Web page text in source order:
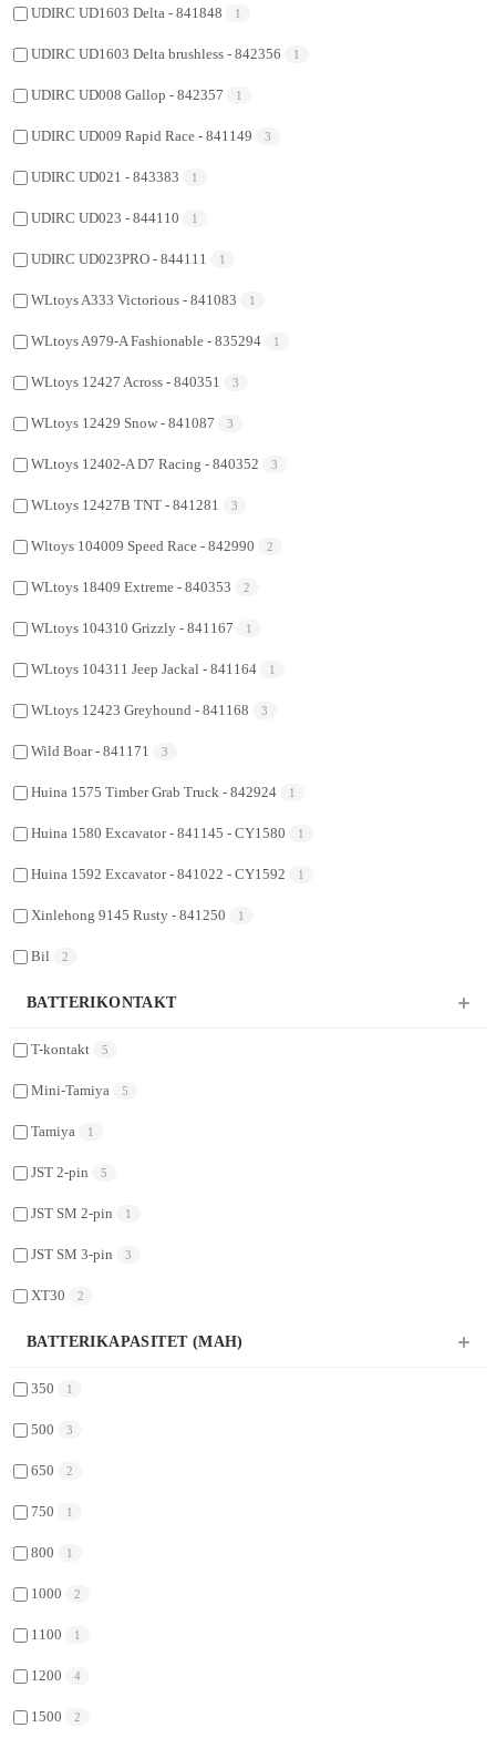
UDIRC UD1603 Delta - 841848 1
UDIRC UD1603 Delta brushless - 842356 1
UDIRC UD008 Gallop - 842357 1
UDIRC UD009 Rapid Race - 841149 3
UDIRC UD021 - 843383 1
UDIRC UD023 - 844110 1
UDIRC UD023PRO - 844111 1
WLtoys A333 Victorious - 841083 1
WLtoys A979-A Fashionable - 835294 1
WLtoys 12427 Across - 840351 3
WLtoys 12429 Snow - 841087 3
WLtoys 12402-A D7 Racing - 840352 3
WLtoys 12427B TNT - 841281 3
Wltoys 104009 Speed Race - 842990 2
WLtoys 18409 Extreme - 840353 2
WLtoys 104310 Grizzly - 841167 1
WLtoys 104311 Jeep Jackal - 841164 1
WLtoys 12423 Greyhound - 841168 3
Wild Boar - 841171 3
Huina 1575 Timber Grab Truck - 842924 1
Huina 1580 Excavator - 841145 - CY1580 1
Huina 1592 Excavator - 841022 - CY1592 1
Xinlehong 9145 Rusty - 841250 1
Bil 2
BATTERIKONTAKT
T-kontakt 5
Mini-Tamiya 5
Tamiya 1
JST 2-pin 5
JST SM 2-pin 1
JST SM 3-pin 3
XT30 2
BATTERIKAPASITET (MAH)
350 1
500 3
650 2
750 1
800 1
1000 2
1100 1
1200 4
1500 2